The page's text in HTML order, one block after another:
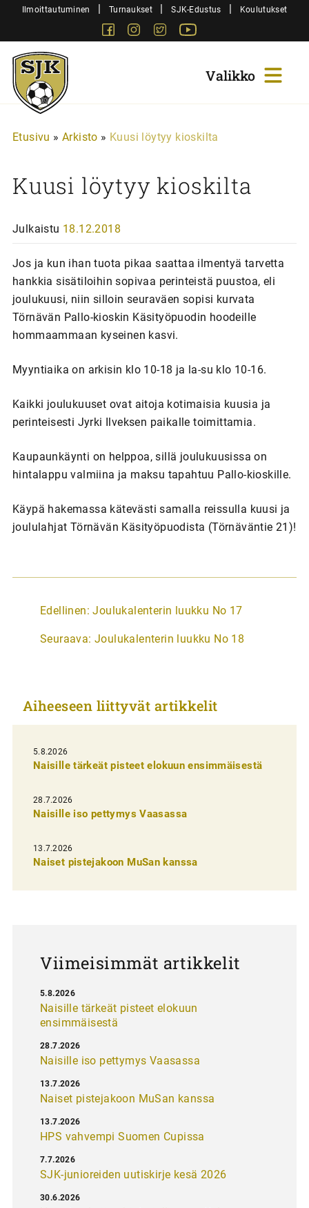
SiirryIlmoittautuminen | Turnaukset | SJK-Edustus | Koulutukset
FacebookInstagram
Twitter
Sjk-
Juniorit
Etusivu » Arkisto » Kuusi löytyy kioskilta
Kuusi löytyy kioskilta
Julkaistu 18.12.2018
Jos ja kun ihan tuota pikaa saattaa ilmentyä tarvetta
hankkia sisätiloihin sopivaa perinteistä puustoa, eli
joulukuusi, niin silloin seuraväen sopisi kurvata
Törnävän Pallo-kioskin Käsityöpuodin hoodeille
hommaammaan kyseinen kasvi.
Myyntiaika on arkisin klo 10-18 ja la-su klo 10-16.
Kaikki joulukuuset ovat aitoja kotimaisia kuusia ja
perinteisesti Jyrki Ilveksen paikalle toimittamia.
Kaupaunkäynti on helppoa, sillä joulukuusissa on
hintalappu valmiina ja maksu tapahtuu Pallo-kioskille.
Käypä hakemassa kätevästi samalla reissulla kuusi ja
joululahjat Törnävän Käsityöpuodista (Törnäväntie 21)!
A
t
k
e
l
i
e
n
e
Edellinen: Joulukalenterin luukku No 17
Seuraava: Joulukalenterin luukku No 18
Aiheeseen liittyvät artikkelit
5.8.2026
Naisille tärkeät pisteet elokuun ensimmäisestä
28.7.2026
Naisille iso pettymys Vaasassa
13.7.2026
Naiset pistejakoon MuSan kanssa
Viimeisimmät artikkelit
Naisille tärkeät pisteet elokuun
ensimmäisestä
5.8.2026
Naisille iso pettymys Vaasassa
28.7.2026
Naiset pistejakoon MuSan kanssa
13.7.2026
HPS vahvempi Suomen Cupissa
13.7.2026
SJK-junioreiden uutiskirje kesä 2026
7.7.2026
30.6.2026